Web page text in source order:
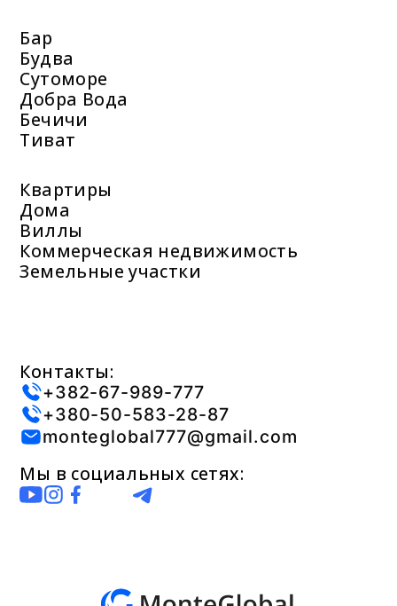
Бар
Будва
Сутоморе
Добра Вода
Бечичи
Тиват
Квартиры
Дома
Виллы
Коммерческая недвижимость
Земельные участки
Контакты:
+382-67-989-777
+380-50-583-28-87
monteglobal777@gmail.com
Мы в социальных сетях: